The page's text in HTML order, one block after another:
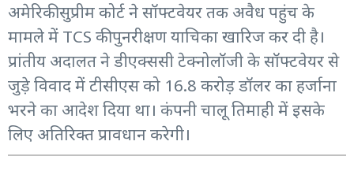
अमेरिकी सुप्रीम कोर्ट ने सॉफ्टवेयर तक अवैध पहुंच के
मामले में TCS की पुनरीक्षण याचिका खारिज कर दी है।
प्रांतीय अदालत ने डीएक्ससी टेक्नोलॉजी के सॉफ्टवेयर से
जुड़े विवाद में टीसीएस को 16.8 करोड़ डॉलर का हर्जाना
भरने का आदेश दिया था। कंपनी चालू तिमाही में इसके
लिए अतिरिक्त प्रावधान करेगी।